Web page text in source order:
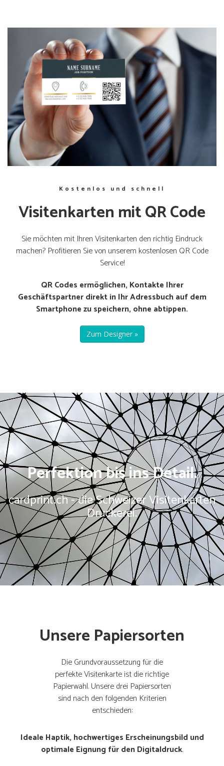
Kostenlos und schnell
Visitenkarten mit QR Code
Sie möchten mit Ihren Visitenkarten den richtig Eindruck
machen? Profitieren Sie von unserem kostenlosen QR Code
Service!
QR Codes ermöglichen, Kontakte Ihrer
Geschäftspartner direkt in Ihr Adressbuch auf dem
Smartphone zu speichern, ohne abtippen.
Zum Designer »
Perfektion bis ins Detail.
cardprint.ch - die Schweizer Visitenkarten
Druckerei.
Unsere Papiersorten
Die Grundvoraussetzung für die
perfekte Visitenkarte ist die richtige
Papierwahl. Unsere drei Papiersorten
sind nach den folgenden Kriterien
entschieden:
Ideale Haptik, hochwertiges Erscheinungsbild und
optimale Eignung für den Digitaldruck.